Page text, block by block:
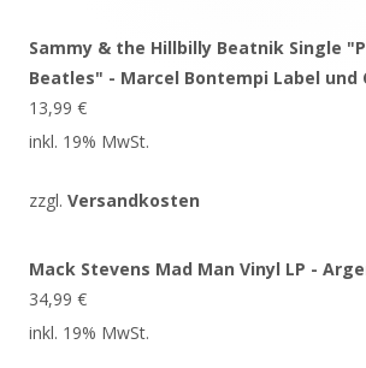
Sammy & the Hillbilly Beatnik Single
Beatles" - Marcel Bontempi Label und
13,99 €
inkl. 19% MwSt.
zzgl. Versandkosten
Mack Stevens Mad Man Vinyl LP -
34,99 €
inkl. 19% MwSt.